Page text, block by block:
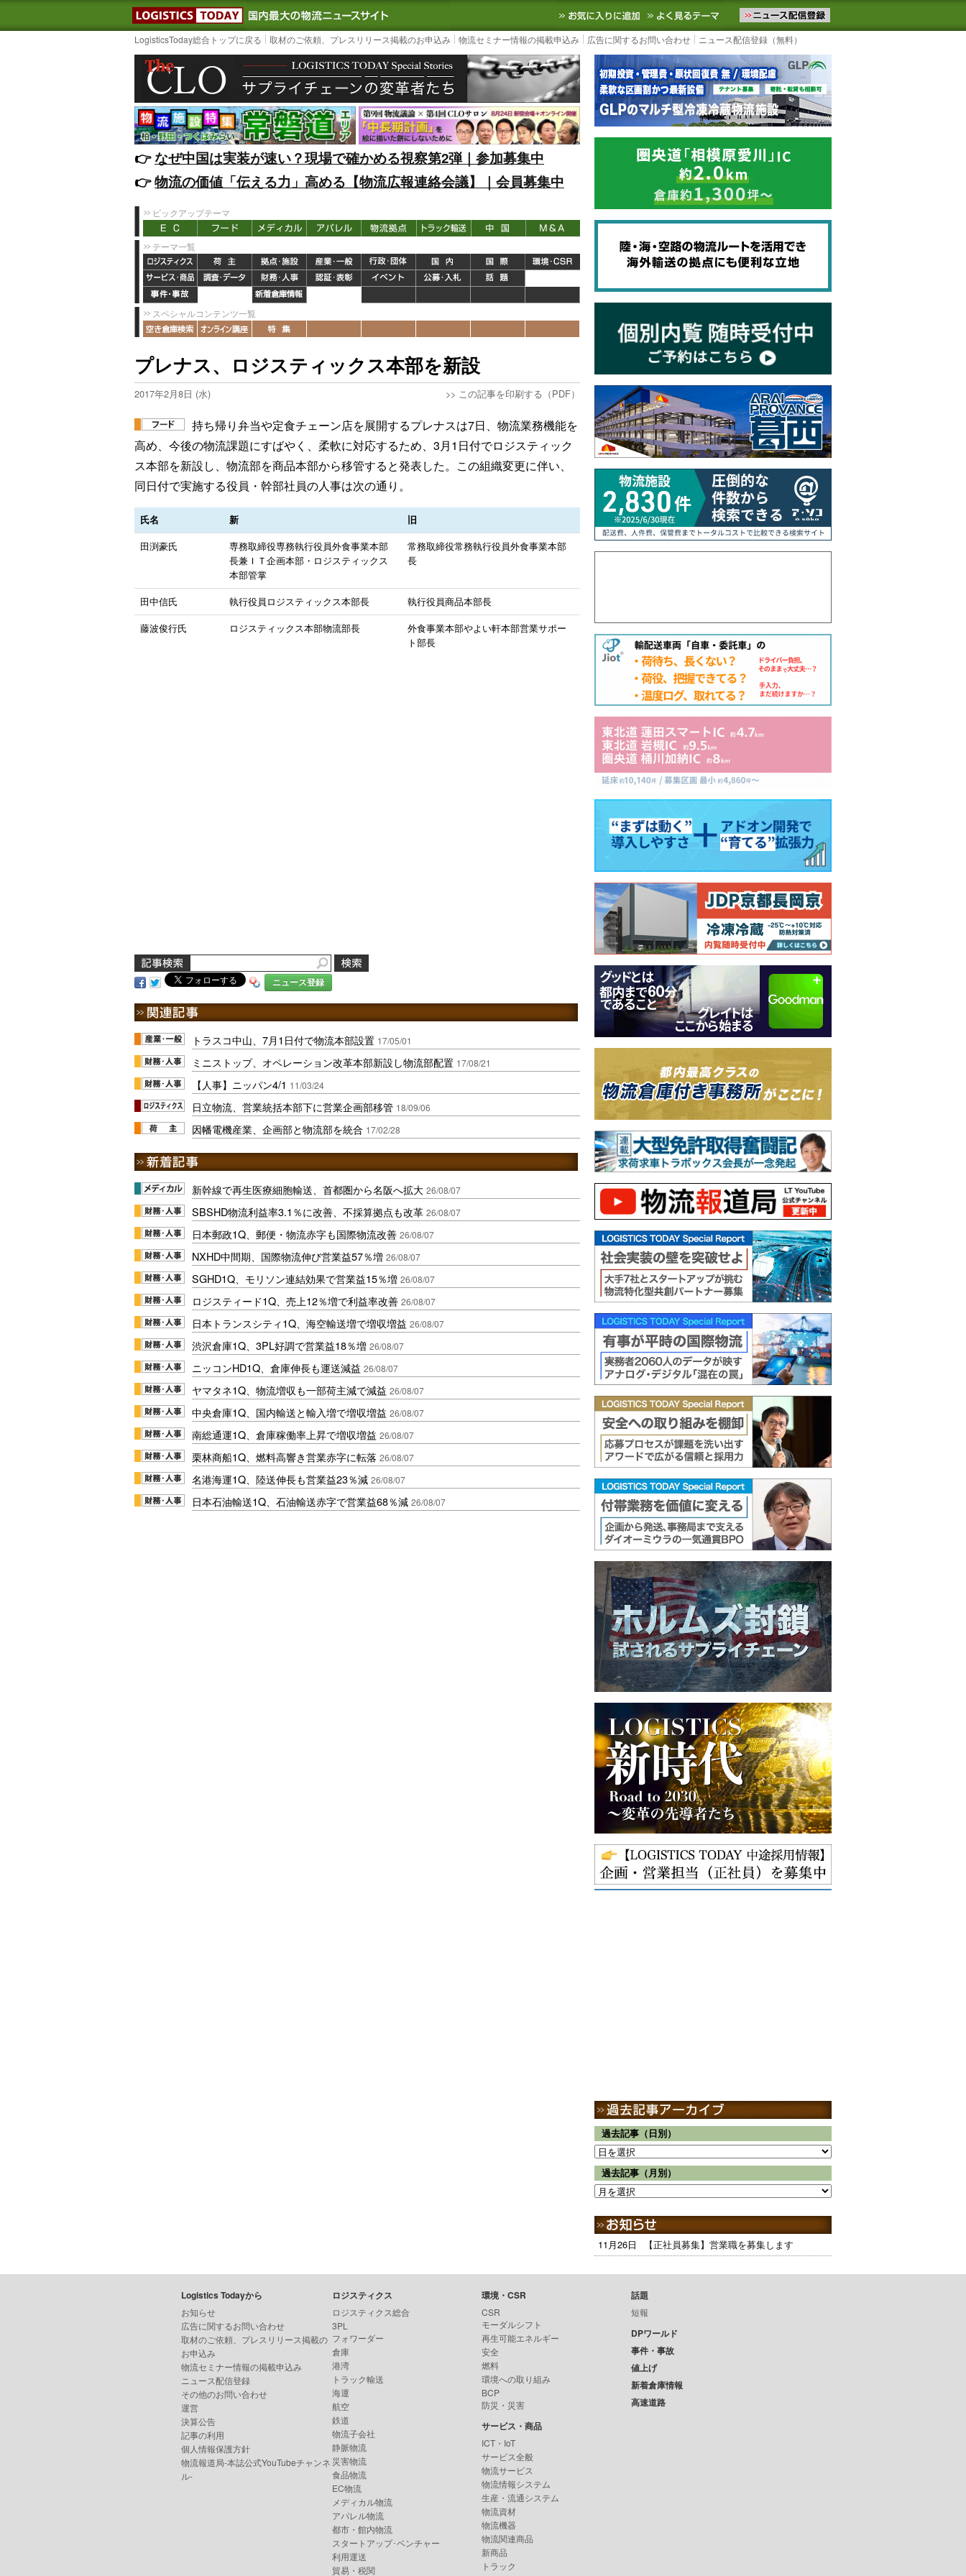
LOGISTICS TODAY｜国内最大の物流ニュースサイト3PL, SCMなど国内外の最新の物流ニュースをお届けします。物流ニュースメール配信を登録す
お気に入りに追加 よく見るテーマ
LogisticsToday総合トップに戻る 取材のご依頼、プレスリリース掲載のお申込み 物流セミナー情報の掲載申込み 広告に関するお問い合わせ ニュース配信登録（無料）
👉️なぜ中国は実装が速い？現場で確かめる視察第2弾｜参加募集中
👉️物流の価値「伝える力」高める【物流広報連絡会議】｜会員募集中
ピックアップテーマ
テーマ一覧
スペシャルコンテンツ一覧
プレナス、ロジスティックス本部を新設
2017年2月8日 (水) >> この記事を印刷する（PDF）
持ち帰り弁当や定食チェーン店を展開するプレナスは7日、物流業務機能を
高め、今後の物流課題にすばやく、柔軟に対応するため、3月1日付でロジスティック
ス本部を新設し、物流部を商品本部から移管すると発表した。この組織変更に伴い、
同日付で実施する役員・幹部社員の人事は次の通り。
氏名 新 旧
田渕豪氏
専務取締役専務執行役員外食事業本部
長兼ＩＴ企画本部・ロジスティックス
本部管掌
常務取締役常務執行役員外食事業本部
長
田中信氏 執行役員ロジスティックス本部長
執行役員商品本部長
藤波俊行氏
ロジスティックス本部物流部長
外食事業本部やよい軒本部営業サポー
ト部長
ニュース登録
トラスコ中山、7月1日付で物流本部設置 17/05/01
ミニストップ、オペレーション改革本部新設し物流部配置 17/08/21
【人事】ニッパン4/1 11/03/24
日立物流、営業統括本部下に営業企画部移管 18/09/06
因幡電機産業、企画部と物流部を統合 17/02/28
新幹線で再生医療細胞輸送、首都圏から名阪へ拡大 26/08/07
SBSHD物流利益率3.1％に改善、不採算拠点も改革 26/08/07
日本郵政1Q、郵便・物流赤字も国際物流改善 26/08/07
NXHD中間期、国際物流伸び営業益57％増 26/08/07
SGHD1Q、モリソン連結効果で営業益15％増 26/08/07
ロジスティード1Q、売上12％増で利益率改善 26/08/07
日本トランスシティ1Q、海空輸送増で増収増益 26/08/07
渋沢倉庫1Q、3PL好調で営業益18％増 26/08/07
ニッコンHD1Q、倉庫伸長も運送減益 26/08/07
ヤマタネ1Q、物流増収も一部荷主減で減益 26/08/07
中央倉庫1Q、国内輸送と輸入増で増収増益 26/08/07
南総通運1Q、倉庫稼働率上昇で増収増益 26/08/07
栗林商船1Q、燃料高響き営業赤字に転落 26/08/07
名港海運1Q、陸送伸長も営業益23％減 26/08/07
日本石油輸送1Q、石油輸送赤字で営業益68％減 26/08/07
過去記事（日別）
過去記事（月別）
11月26日 【正社員募集】営業職を募集します
Logistics Todayから
お知らせ
広告に関するお問い合わせ
取材のご依頼、プレスリリース掲載の
お申込み
物流セミナー情報の掲載申込み
ニュース配信登録
その他のお問い合わせ
運営
決算公告
記事の利用
個人情報保護方針
物流報道局-本誌公式YouTubeチャンネ
ル-
ロジスティクス
ロジスティクス総合
3PL
フォワーダー
倉庫
港湾
トラック輸送
海運
航空
鉄道
物流子会社
静脈物流
災害物流
食品物流
EC物流
メディカル物流
アパレル物流
都市・館内物流
スタートアップ･ベンチャー
利用運送
貿易・税関
環境・CSR
CSR
モーダルシフト
再生可能エネルギー
安全
燃料
環境への取り組み
BCP
防災・災害
サービス・商品
ICT・IoT
サービス全般
物流サービス
物流情報システム
生産・流通システム
物流資材
物流機器
物流関連商品
新商品
トラック
話題
短報
DPワールド
事件・事故
値上げ
新着倉庫情報
高速道路